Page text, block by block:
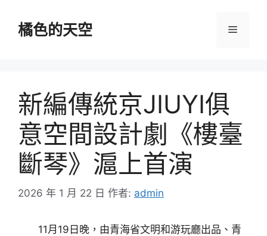
橘色的天空 選
新編傳統京JIUYI俱
意空間設計劇《樓臺
斷琴》滬上首演
2026 年 1 月 22 日 作者: admin
11月19日晚，由青海省文明和游玩廳出品、青